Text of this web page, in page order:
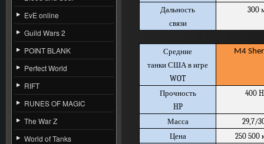
EvE online
Guild Wars 2
POINT BLANK
Perfect World
RIFT
RUNES OF MAGIC
The War Z
World of Tanks
Дальность
связи
300
Средние
танки США в игре
WOT
M4
Прочность
HP
400
Масса
29,7/
Цена
250 500